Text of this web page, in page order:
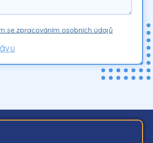
se zpracováním osobních údajů